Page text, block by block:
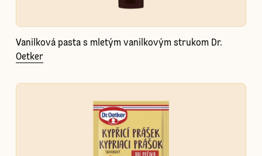
Vanilková pasta s mletým vanilkovým strukom Dr.
Oetker